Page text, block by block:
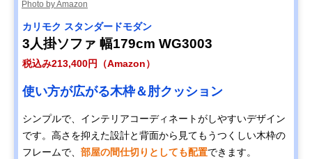
Photo by Amazon
カリモク スタンダードモダン
3人掛ソファ 幅179cm WG3003
税込み213,400円（Amazon）
使い方が広がる木枠＆肘クッション
シンプルで、インテリアコーディネートがしやすいデザイン
です。高さを抑えた設計と背面から見てもうつくしい木枠の
フレームで、 部屋の間仕切りとしても配置できます。